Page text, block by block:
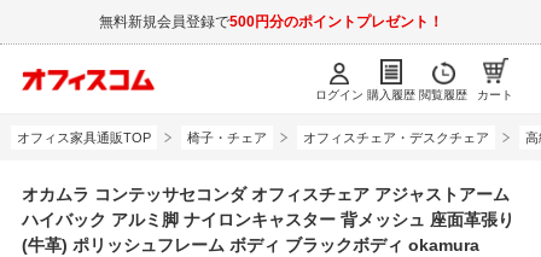
無料新規会員登録で500円分のポイントプレゼント！
ログイン 購入履歴 閲覧履歴 カート
オフィス家具通販TOP 椅子・チェア オフィスチェア・デスクチェア 高
オカムラ コンテッサセコンダ オフィスチェア アジャストアーム
ハイバック アルミ脚 ナイロンキャスター 背メッシュ 座面革張り
(牛革) ポリッシュフレーム ボディ ブラックボディ okamura